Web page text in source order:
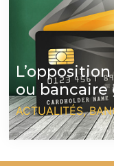
ou bancaire
ACTUALITÉS,